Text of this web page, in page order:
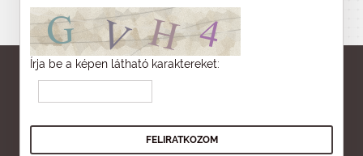
Írja be a képen látható karaktereket: